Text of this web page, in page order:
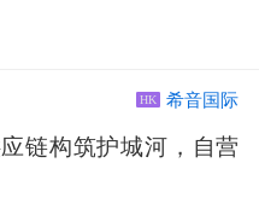
HK 希音国际
链构筑护城河，自营